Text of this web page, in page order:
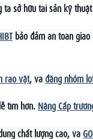
ta sở hữu tài sản kỹ
bảo đảm an toàn
rao vặt, vàđăng nhóm
tìm hơn. Nâng Cấp
chất lượng cao, và